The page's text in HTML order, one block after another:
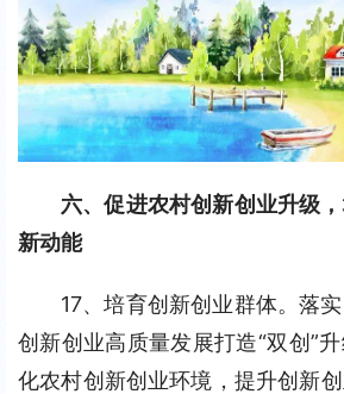
六、促进农村创新创业升级
新动能
17、培育创新创业群体。落
创新创业高质量发展打造“双创”
化农村创新创业环境，提升创新